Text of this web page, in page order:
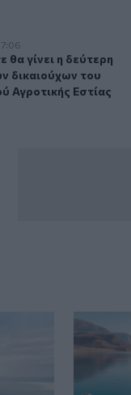
των
θα γίνει η δεύτερη
γίνει η δεύτερη
δικαιούχων του
Αγροτικής Εστίας